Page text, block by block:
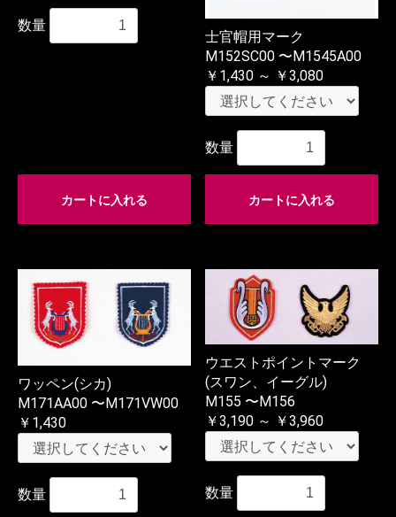
数量
カートに入れる
士官帽用マーク
M152SC00 〜M1545A00
￥1,430 ～ ￥3,080
数量
カートに入れる
ワッペン(シカ)
M171AA00 〜M171VW00
￥1,430
数量
ウエストポイントマーク
(スワン、イーグル)
M155 〜M156
￥3,190 ～ ￥3,960
数量